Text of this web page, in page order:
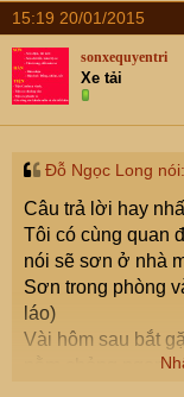
15:19 20/01/2015
sonxequyentri
Xe tải
Đỗ Ngọc Long nói:
Câu trả lời hay
Tôi có cùng quan
nói sẽ sơn ở nhà
Sơn trong phòng
láo)
Vài hôm sau bắt
nằm chỏng